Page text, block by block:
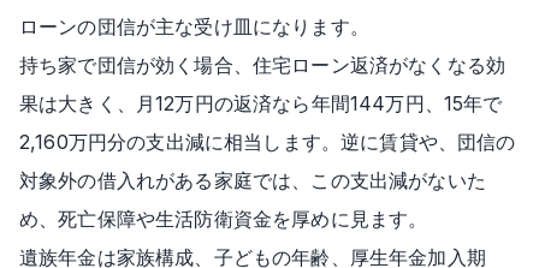
ローンの団信が主な受け皿になります。
持ち家で団信が効く場合、住宅ローン返済がなくなる効
果は大きく、月12万円の返済なら年間144万円、15年で
2,160万円分の支出減に相当します。逆に賃貸や、団信の
対象外の借入れがある家庭では、この支出減がないた
め、死亡保障や生活防衛資金を厚めに見ます。
遺族年金は家族構成、子どもの年齢、厚生年金加入期